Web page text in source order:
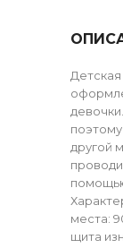
другой
места:
щита